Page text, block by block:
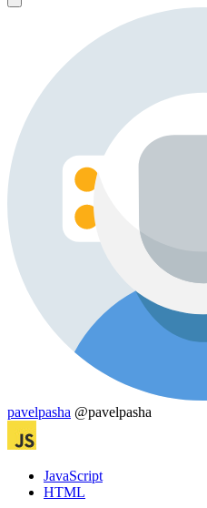
pavelpasha @pavelpasha
JavaScript
HTML